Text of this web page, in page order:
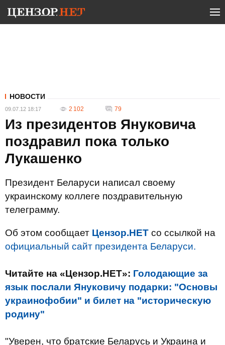
НОВОСТИ
09.07.12 18:17 2 102 79
Из президентов Януковича
поздравил пока только
Лукашенко
Президент Беларуси написал своему
украинскому коллеге поздравительную
телеграмму.
Об этом сообщает Цензор.НЕТ со ссылкой на
официальный сайт президента Беларуси.
Читайте на «Цензор.НЕТ»: Голодающие за
язык послали Януковичу подарки: "Основы
украинофобии" и билет на "историческую
родину"
"Уверен, что братские Беларусь и Украина и